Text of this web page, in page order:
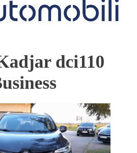
dci110